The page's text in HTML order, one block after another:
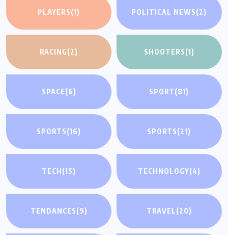
PLAYERS(1) POLITICAL NEWS(2)
RACING(2) SHOOTERS(1)
SPACE(6) SPORT(81)
SPORTS(16) SPORTS(21)
TECH(15) TECHNOLOGY(4)
TENDANCES(9) TRAVEL(20)